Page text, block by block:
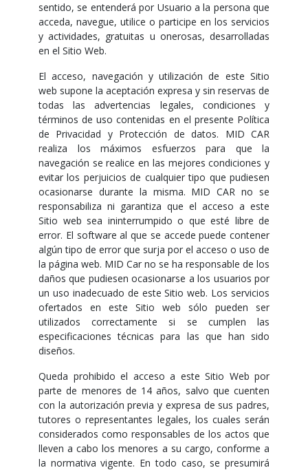
sentido, se entenderá por Usuario a la persona que
acceda, navegue, utilice o participe en los servicios
y actividades, gratuitas u onerosas, desarrolladas
en el Sitio Web.
El acceso, navegación y utilización de este Sitio
web supone la aceptación expresa y sin reservas de
todas las advertencias legales, condiciones y
términos de uso contenidas en el presente Política
de Privacidad y Protección de datos. MID CAR
realiza los máximos esfuerzos para que la
navegación se realice en las mejores condiciones y
evitar los perjuicios de cualquier tipo que pudiesen
ocasionarse durante la misma. MID CAR no se
responsabiliza ni garantiza que el acceso a este
Sitio web sea ininterrumpido o que esté libre de
error. El software al que se accede puede contener
algún tipo de error que surja por el acceso o uso de
la página web. MID Car no se ha responsable de los
daños que pudiesen ocasionarse a los usuarios por
un uso inadecuado de este Sitio web. Los servicios
ofertados en este Sitio web sólo pueden ser
utilizados correctamente si se cumplen las
especificaciones técnicas para las que han sido
diseños.
Queda prohibido el acceso a este Sitio Web por
parte de menores de 14 años, salvo que cuenten
con la autorización previa y expresa de sus padres,
tutores o representantes legales, los cuales serán
considerados como responsables de los actos que
lleven a cabo los menores a su cargo, conforme a
la normativa vigente. En todo caso, se presumirá